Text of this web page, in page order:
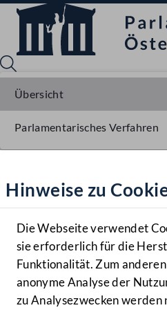
Hilfe
Benutzer
Navigationsmenü
MENÜ
Hinweise zu
Die Webseite verwendet
sie erforderlich für die
Funktionalität. Zum
anonyme Analyse der
zu Analysezwecken werden
Übersicht
Parlamentarisches Verfahren